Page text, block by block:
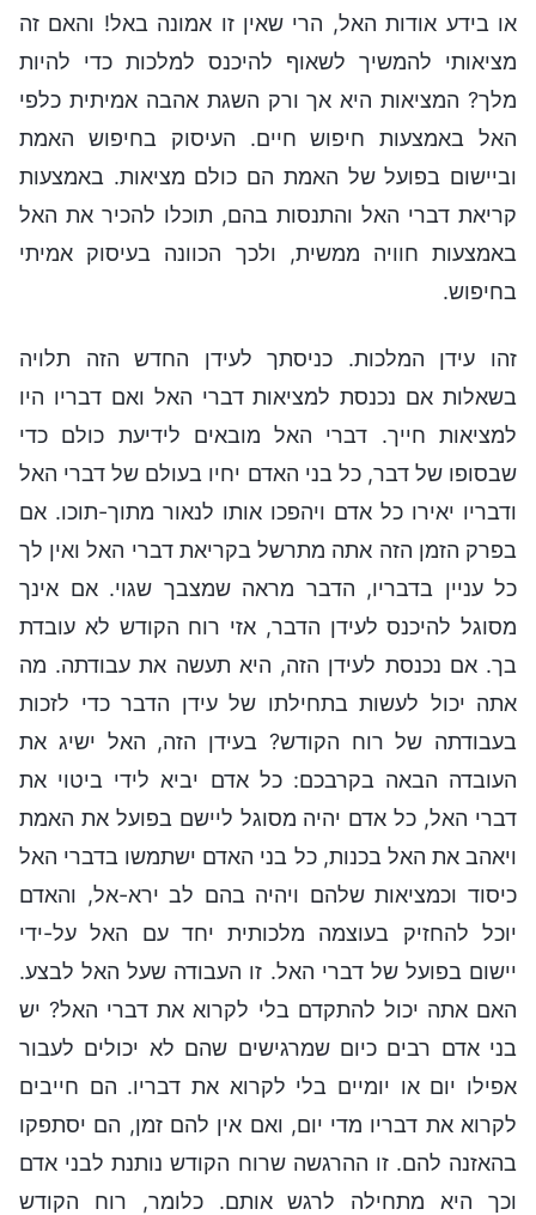
או בידע אודות האל, הרי שאין זו אמונה באל! והאם זה
מציאותי להמשיך לשאוף להיכנס למלכות כדי להיות
מלך? המציאות היא אך ורק השגת אהבה אמיתית כלפי
האל באמצעות חיפוש חיים. העיסוק בחיפוש האמת
וביישום בפועל של האמת הם כולם מציאות. באמצעות
קריאת דברי האל והתנסות בהם, תוכלו להכיר את האל
באמצעות חוויה ממשית, ולכך הכוונה בעיסוק אמיתי
בחיפוש.
זהו עידן המלכות. כניסתך לעידן החדש הזה תלויה
בשאלות אם נכנסת למציאות דברי האל ואם דבריו היו
למציאות חייך. דברי האל מובאים לידיעת כולם כדי
שבסופו של דבר, כל בני האדם יחיו בעולם של דברי האל
ודבריו יאירו כל אדם ויהפכו אותו לנאור מתוך-תוכו. אם
בפרק הזמן הזה אתה מתרשל בקריאת דברי האל ואין לך
כל עניין בדבריו, הדבר מראה שמצבך שגוי. אם אינך
מסוגל להיכנס לעידן הדבר, אזי רוח הקודש לא עובדת
בך. אם נכנסת לעידן הזה, היא תעשה את עבודתה. מה
אתה יכול לעשות בתחילתו של עידן הדבר כדי לזכות
בעבודתה של רוח הקודש? בעידן הזה, האל ישיג את
העובדה הבאה בקרבכם: כל אדם יביא לידי ביטוי את
דברי האל, כל אדם יהיה מסוגל ליישם בפועל את האמת
ויאהב את האל בכנות, כל בני האדם ישתמשו בדברי האל
כיסוד וכמציאות שלהם ויהיה בהם לב ירא-אל, והאדם
יוכל להחזיק בעוצמה מלכותית יחד עם האל על-ידי
יישום בפועל של דברי האל. זו העבודה שעל האל לבצע.
האם אתה יכול להתקדם בלי לקרוא את דברי האל? יש
בני אדם רבים כיום שמרגישים שהם לא יכולים לעבור
אפילו יום או יומיים בלי לקרוא את דבריו. הם חייבים
לקרוא את דבריו מדי יום, ואם אין להם זמן, הם יסתפקו
בהאזנה להם. זו ההרגשה שרוח הקודש נותנת לבני אדם
וכך היא מתחילה לרגש אותם. כלומר, רוח הקודש